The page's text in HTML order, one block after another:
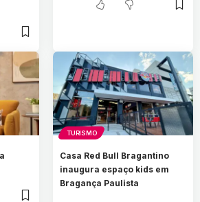
TURISMO
Casa Red Bull Bragantino
inaugura espaço kids em
Bragança Paulista